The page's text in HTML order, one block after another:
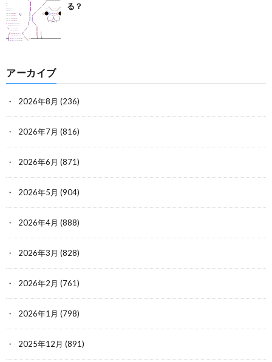
る？
アーカイブ
2026年8月 (236)
2026年7月 (816)
2026年6月 (871)
2026年5月 (904)
2026年4月 (888)
2026年3月 (828)
2026年2月 (761)
2026年1月 (798)
2025年12月 (891)